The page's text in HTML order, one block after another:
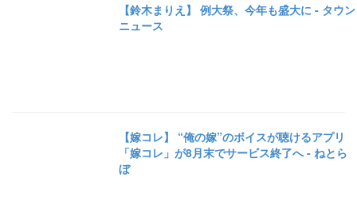
【鈴木まりえ】 例大祭、今年も盛大に - タウン
ニュース
【嫁コレ】 “俺の嫁”のボイスが聴けるアプリ
「嫁コレ」が8月末でサービス終了へ - ねとら
ぼ